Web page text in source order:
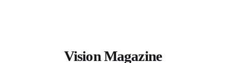
Vision Magazine